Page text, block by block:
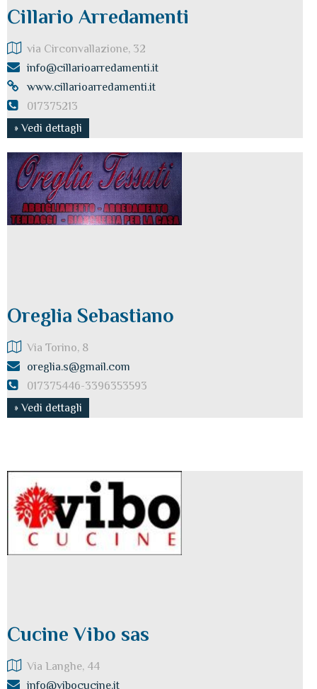
Cillario Arredamenti
via Circonvallazione, 32
info@cillarioarredamenti.it
www.cillarioarredamenti.it
017375213
» Vedi dettagli
Oreglia Sebastiano
Via Torino, 8
oreglia.s@gmail.com
017375446-3396353593
» Vedi dettagli
Cucine Vibo sas
Via Langhe, 44
info@vibocucine.it